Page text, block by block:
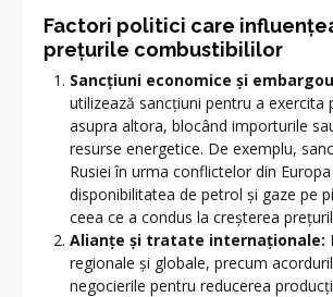
Factori politici care
prețurile combustibililor
Sancțiuni economice și
utilizează sancțiuni pentru a exercita
asupra altora, blocând importurile
resurse energetice. De exemplu,
Rusiei în urma conflictelor din
disponibilitatea de petrol și gaze pe
ceea ce a condus la creșterea
Alianțe și tratate internaționale:
regionale și globale, precum
negocierile pentru reducerea